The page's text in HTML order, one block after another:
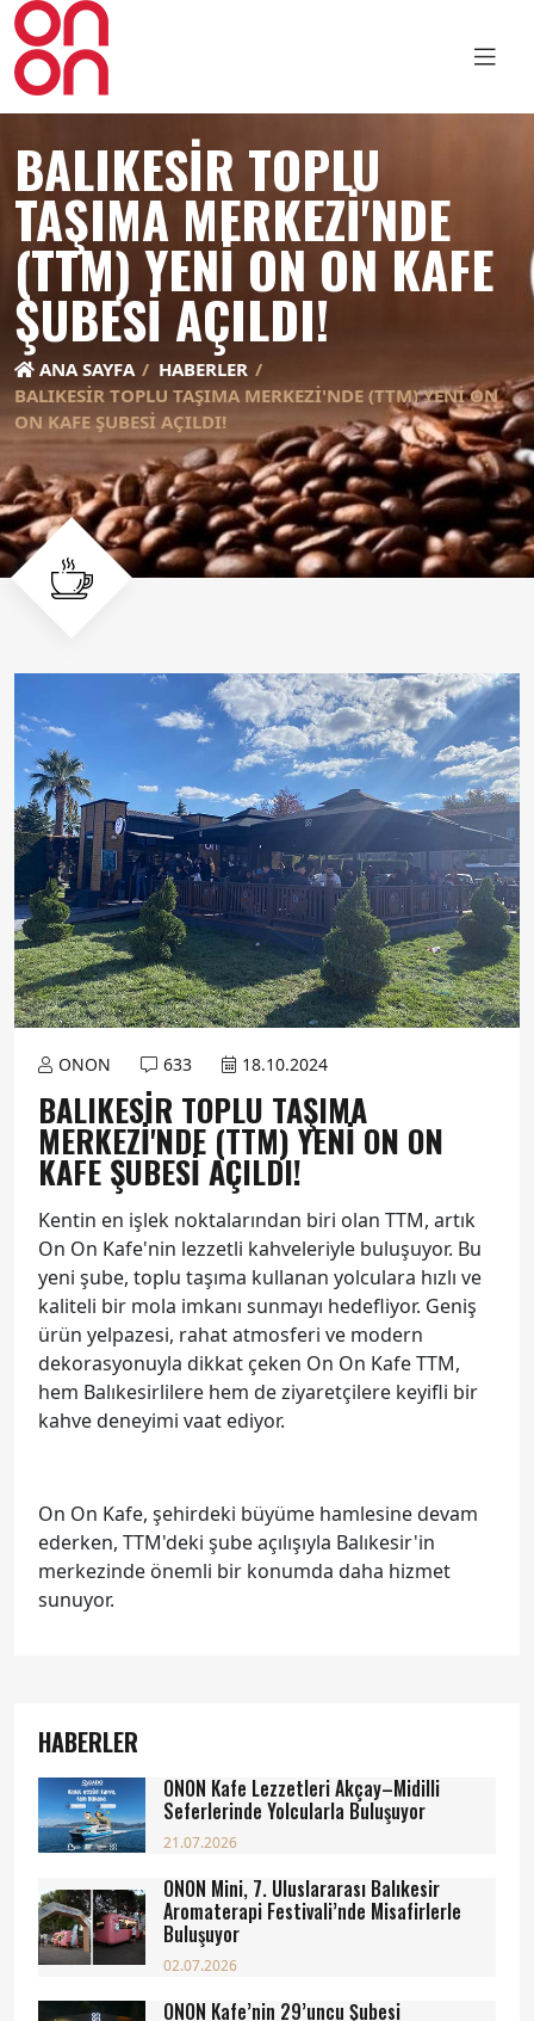
BALIKESIR TOPLU
TAŞIMA MERKEZI'NDE
(TTM) YENI ON ON KAFE
ŞUBESI AÇILDI!
ANA SAYFA
HABERLER
BALIKESIR TOPLU TAŞIMA MERKEZI'NDE (TTM) YENI ON
ON KAFE ŞUBESI AÇILDI!
ONON 633 18.10.2024
BALIKESIR TOPLU TAŞIMA
MERKEZI'NDE (TTM) YENI ON ON
KAFE ŞUBESI AÇILDI!
Kentin en işlek noktalarından biri olan TTM, artık
On On Kafe'nin lezzetli kahveleriyle buluşuyor. Bu
yeni şube, toplu taşıma kullanan yolculara hızlı ve
kaliteli bir mola imkanı sunmayı hedefliyor. Geniş
ürün yelpazesi, rahat atmosferi ve modern
dekorasyonuyla dikkat çeken On On Kafe TTM,
hem Balıkesirlilere hem de ziyaretçilere keyifli bir
kahve deneyimi vaat ediyor.
On On Kafe, şehirdeki büyüme hamlesine devam
ederken, TTM'deki şube açılışıyla Balıkesir'in
merkezinde önemli bir konumda daha hizmet
sunuyor.
HABERLER
ONON Kafe Lezzetleri Akçay–Midilli
Seferlerinde Yolcularla Buluşuyor
21.07.2026
ONON Mini, 7. Uluslararası Balıkesir
Aromaterapi Festivali’nde Misafirlerle
Buluşuyor
02.07.2026
ONON Kafe’nin 29’uncu Şubesi